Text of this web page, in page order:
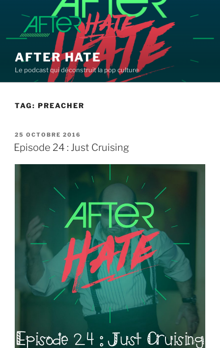
contenu
principal
AFTER HATE
Le podcast qui déconstruit la pop culture
TAG: PREACHER
PUBLIÉ
LE
25 OCTOBRE 2016
Episode 24 : Just Cruising